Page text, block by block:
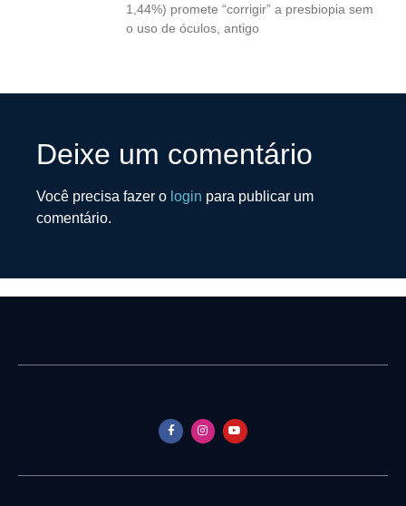
1,44%) promete “corrigir” a presbiopia sem
o uso de óculos, antigo
Deixe um comentário
Você precisa fazer o login para publicar um
comentário.